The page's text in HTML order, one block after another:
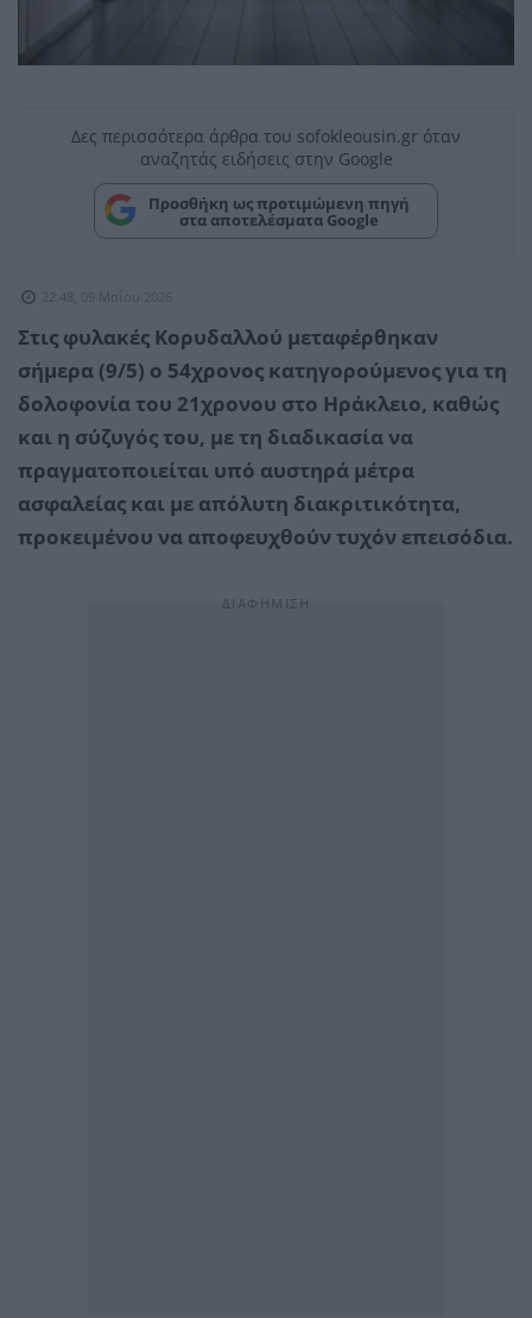
Δες περισσότερα άρθρα του sofokleousin.gr όταν
αναζητάς ειδήσεις στην Google
Προσθήκη ως προτιμώμενη πηγή
στα αποτελέσματα Google
22:48, 09 Μαΐου 2026
Στις φυλακές Κορυδαλλού μεταφέρθηκαν
σήμερα (9/5) ο 54χρονος κατηγορούμενος για τη
δολοφονία του 21χρονου στο Ηράκλειο, καθώς
και η σύζυγός του, με τη διαδικασία να
πραγματοποιείται υπό αυστηρά μέτρα
ασφαλείας και με απόλυτη διακριτικότητα,
προκειμένου να αποφευχθούν τυχόν επεισόδια.